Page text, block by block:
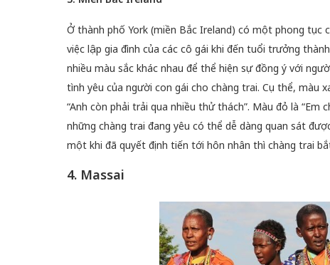
Ở thành phố York (miền Bắc Ireland) có một phong tục
việc lập gia đình của các cô gái khi đến tuổi trưởng
nhiều màu sắc khác nhau để thể hiện sự đồng ý với
tình yêu của người con gái cho chàng trai. Cụ thể, màu
“Anh còn phải trải qua nhiều thử thách”. Màu đỏ là
những chàng trai đang yêu có thể dễ dàng quan sát
một khi đã quyết định tiến tới hôn nhân thì chàng trai
4. Massai